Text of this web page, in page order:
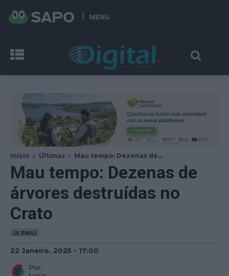
MENU
Início Últimas Mau tempo: Dezenas de...
Mau tempo: Dezenas de
árvores destruídas no
Crato
ÚLTIMAS
22 Janeiro, 2025 - 17:00
Por: